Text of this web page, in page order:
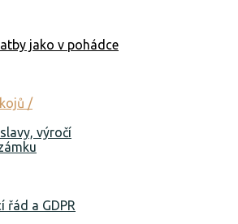
jako v pohádce
/
výročí
řád a GDPR